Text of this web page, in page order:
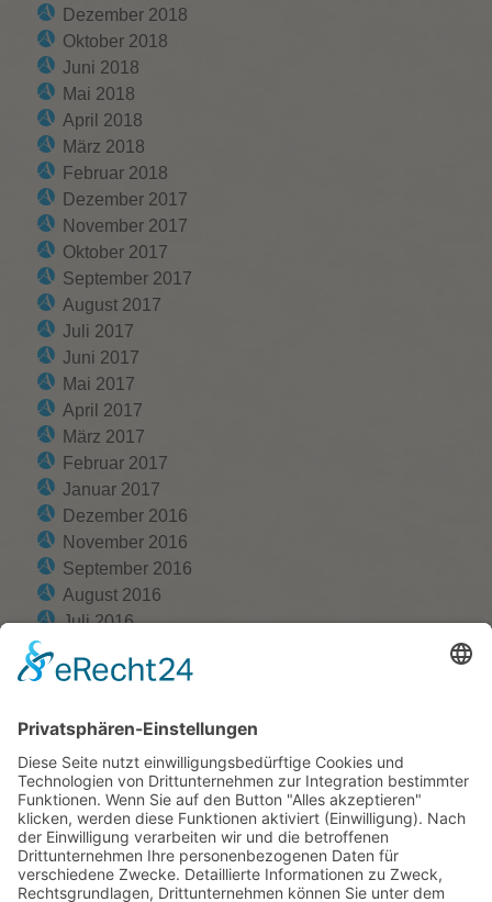
Dezember 2018
Oktober 2018
Juni 2018
Mai 2018
April 2018
März 2018
Februar 2018
Dezember 2017
November 2017
Oktober 2017
September 2017
August 2017
Juli 2017
Juni 2017
Mai 2017
April 2017
März 2017
Februar 2017
Januar 2017
Dezember 2016
November 2016
September 2016
August 2016
Juli 2016
Mai 2016
März 2016
Februar 2016
Januar 2016
Dezember 2015